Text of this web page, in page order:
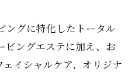
ングに特化したトータル
ビングエステに加え、お
イシャルケア、オリジナ